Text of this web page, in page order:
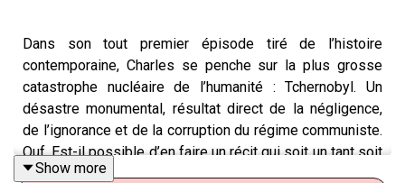
Dans son tout premier épisode tiré de l’histoire
contemporaine, Charles se penche sur la plus grosse
catastrophe nucléaire de l’humanité : Tchernobyl. Un
désastre monumental, résultat direct de la négligence,
de l’ignorance et de la corruption du régime communiste.
Ouf. Est-il possible d’en faire un récit qui soit un tant soit
peu… drôle ? Bonne question…
Show more